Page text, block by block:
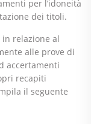
per l’idoneità
dei titoli.
in relazione al
alle prove di
accertamenti
recapiti
il seguente